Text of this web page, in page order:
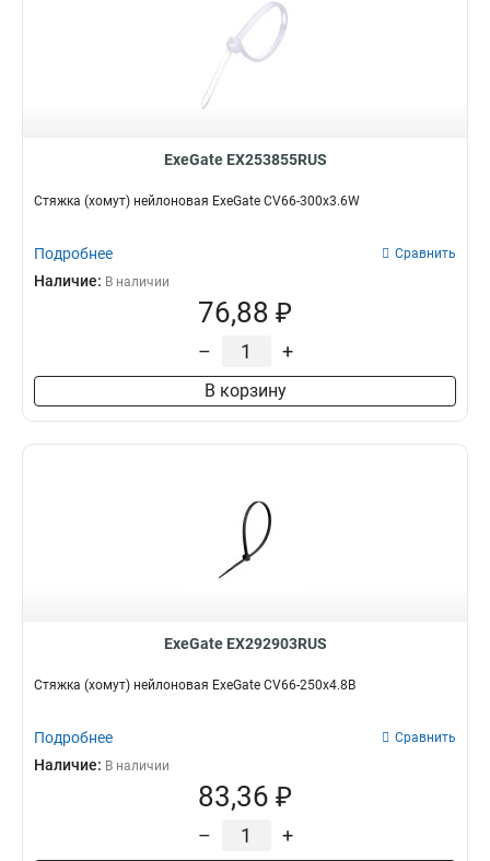
ExeGate EX253855RUS
Стяжка (хомут) нейлоновая ExeGate CV66-300x3.6W
Подробнее Сравнить
Наличие: В наличии
76,88 ₽
– +
В корзину
ExeGate EX292903RUS
Стяжка (хомут) нейлоновая ExeGate CV66-250x4.8B
Подробнее Сравнить
Наличие: В наличии
83,36 ₽
– +